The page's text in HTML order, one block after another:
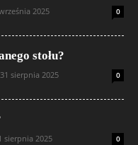
2025 0
stołu?
31 sierpnia 2025 0
sierpnia 2025 0